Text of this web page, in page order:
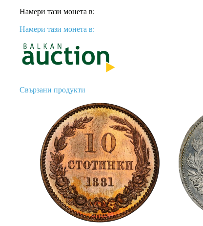
Намери тази монета в:
Намери тази монета в:
Свързани продукти